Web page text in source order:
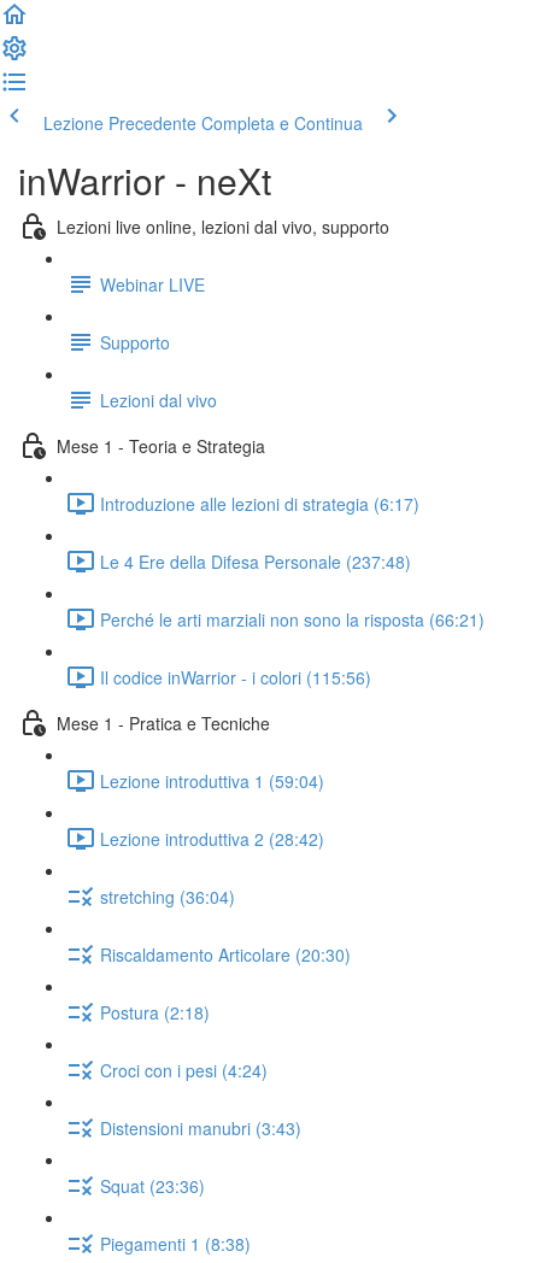
Lezione Precedente Completa e Continua
inWarrior - neXt
Lezioni live online, lezioni dal vivo, supporto
Webinar LIVE
Supporto
Lezioni dal vivo
Mese 1 - Teoria e Strategia
Introduzione alle lezioni di strategia (6:17)
Le 4 Ere della Difesa Personale (237:48)
Perché le arti marziali non sono la risposta (66:21)
Il codice inWarrior - i colori (115:56)
Mese 1 - Pratica e Tecniche
Lezione introduttiva 1 (59:04)
Lezione introduttiva 2 (28:42)
stretching (36:04)
Riscaldamento Articolare (20:30)
Postura (2:18)
Croci con i pesi (4:24)
Distensioni manubri (3:43)
Squat (23:36)
Piegamenti 1 (8:38)